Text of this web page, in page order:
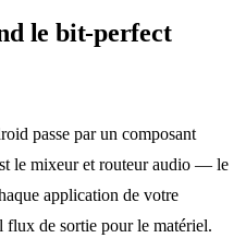
le bit-perfect
passe par un composant
le mixeur et routeur audio — le
application de votre
flux de sortie pour le matériel.